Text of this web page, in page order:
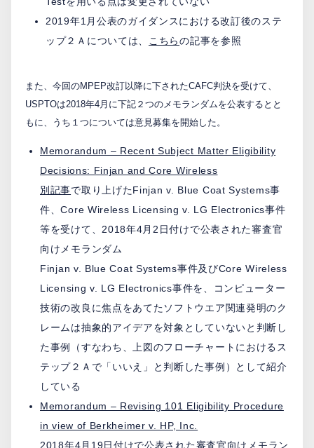
2019年1月公表のガイダンスにおける改訂後のステ
ップ２Ａについては、
こちらの記事を参照
また、今回のMPEP改訂以降に下されたCAFC判決を受けて、
USPTOは2018年4月に下記２つのメモランダムを公表するとと
もに、うち１つについては意見募集を開始した。
Memorandum – Recent Subject Matter Eligibility
Decisions: Finjan and Core Wireless
別記事で取り上げたFinjan v. Blue Coat Systems事
件、Core Wireless Licensing v. LG Electronics事件
等を受けて、2018年4月2日付けで公表された審査官
向けメモランダム
Finjan v. Blue Coat Systems事件及びCore Wireless
Licensing v. LG Electronics事件を、コンピューター
技術の改良に焦点をあてたソフトウエア関連発明のク
レームは抽象的アイデアを対象としていないと判断し
た事例（すなわち、上図のフローチャートにおけるス
テップ２Ａで「いいえ」と判断した事例）として紹介
している
Memorandum – Revising 101 Eligibility Procedure
in view of Berkheimer v. HP, Inc.
2018年4月19日付けで公表された審査官向けメモラン